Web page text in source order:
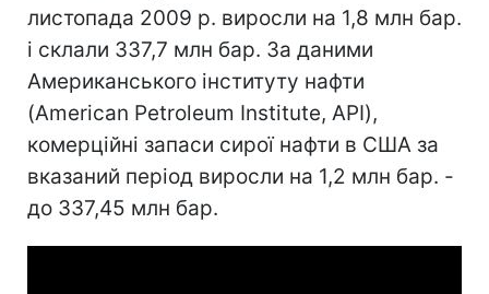
листопада 2009 р. виросли на 1,8 млн бар.
і склали 337,7 млн бар. За даними
Американського інституту нафти
(American Petroleum Institute, API),
комерційні запаси сирої нафти в США за
вказаний період виросли на 1,2 млн бар. -
до 337,45 млн бар.